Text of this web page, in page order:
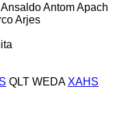
AnsaldoAntomApach
Arjes
QLT WEDA XAHS